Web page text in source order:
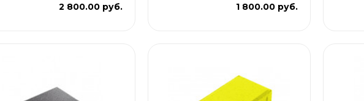
2 800.00 руб. 1 800.00 руб.